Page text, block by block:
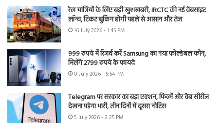
रेल यात्रियों के लिए बड़ी खुशखबरी, IRCTC की नई वेबसाइट
लॉन्च, टिकट बुकिंग होगी पहले से आसान और तेज
16 July 2026 - 1:45 PM
999 रुपये में रिजर्व करें Samsung का नया फोल्डेबल फोन,
मिलेंगे 2799 रुपये के फायदे
8 July 2026 - 5:54 PM
Telegram पर सरकार का बड़ा एक्शन, फिल्में और वेब सीरीज
देखना पड़ेगा भारी, तीन दिनों में दूसरा नोटिस
5 July 2026 - 2:25 PM